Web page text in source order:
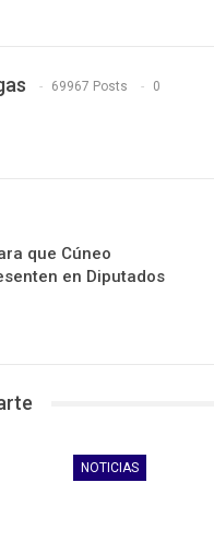
69967 Posts 0
que Cúneo
en Diputados
NOTICIAS